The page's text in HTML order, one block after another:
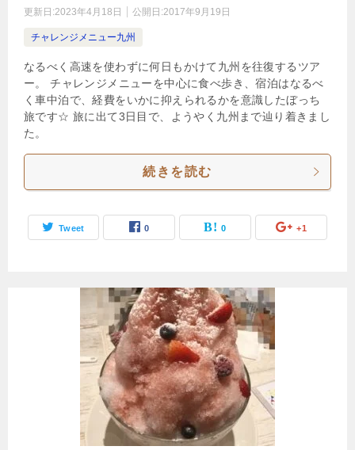
更新日:2023年4月18日 公開日:2017年9月19日
チャレンジメニュー九州
なるべく高速を使わずに何日もかけて九州を往復するツア
ー。 チャレンジメニューを中心に食べ歩き、宿泊はなるべ
く車中泊で、経費をいかに抑えられるかを意識したぼっち
旅です☆ 旅に出て3日目で、ようやく九州まで辿り着きまし
た。
続きを読む
Tweet 0 0 +1